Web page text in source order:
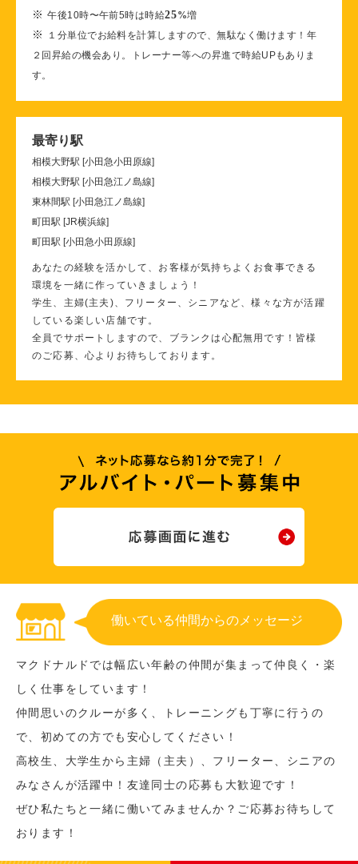
※午後10時〜午前5時は時給25%増
※
１分単位でお給料を計算しますので、無駄なく働けます！年
２回昇給の機会あり。トレーナー等への昇進で時給UPもありま
す。
最寄り駅
相模大野駅 [小田急小田原線]
相模大野駅 [小田急江ノ島線]
東林間駅 [小田急江ノ島線]
町田駅 [JR横浜線]
町田駅 [小田急小田原線]
あなたの経験を活かして、お客様が気持ちよくお食事できる
環境を一緒に作っていきましょう！
学生、主婦(主夫)、フリーター、シニアなど、様々な方が活躍
している楽しい店舗です。
全員でサポートしますので、ブランクは心配無用です！皆様
のご応募、心よりお待ちしております。
働いている仲間からのメッセージ
マクドナルドでは幅広い年齢の仲間が集まって仲良く・楽
しく仕事をしています！
仲間思いのクルーが多く、トレーニングも丁寧に行うの
で、初めての方でも安心してください！
高校生、大学生から主婦（主夫）、フリーター、シニアの
みなさんが活躍中！友達同士の応募も大歓迎です！
ぜひ私たちと一緒に働いてみませんか？ご応募お待ちして
おります！